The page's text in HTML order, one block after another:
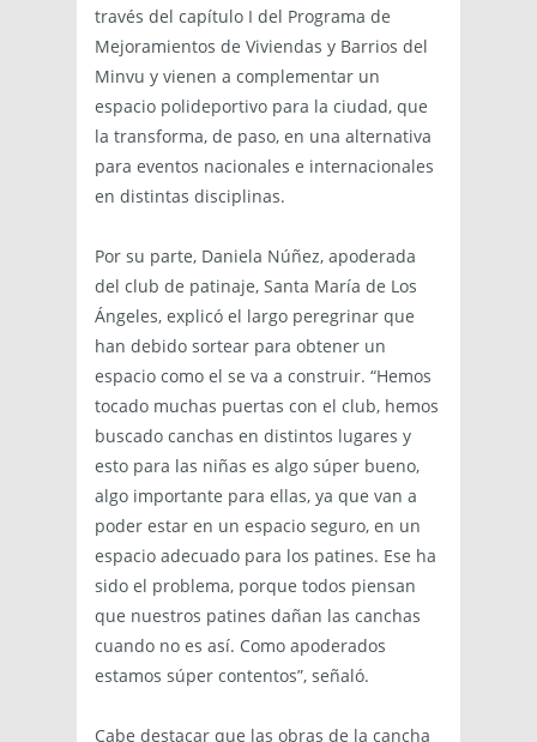
través del capítulo I del Programa de
Mejoramientos de Viviendas y Barrios del
Minvu y vienen a complementar un
espacio polideportivo para la ciudad, que
la transforma, de paso, en una alternativa
para eventos nacionales e internacionales
en distintas disciplinas.
Por su parte, Daniela Núñez, apoderada
del club de patinaje, Santa María de Los
Ángeles, explicó el largo peregrinar que
han debido sortear para obtener un
espacio como el se va a construir. “Hemos
tocado muchas puertas con el club, hemos
buscado canchas en distintos lugares y
esto para las niñas es algo súper bueno,
algo importante para ellas, ya que van a
poder estar en un espacio seguro, en un
espacio adecuado para los patines. Ese ha
sido el problema, porque todos piensan
que nuestros patines dañan las canchas
cuando no es así. Como apoderados
estamos súper contentos”, señaló.
Cabe destacar que las obras de la cancha